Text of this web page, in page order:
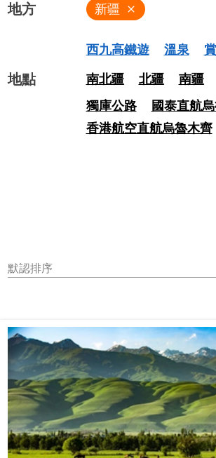
地方 新疆 close
西九高鐵遊 溫泉
地點 南北疆 北疆
南疆
獨庫公路
國泰直航
香港航空直航烏魯木齊